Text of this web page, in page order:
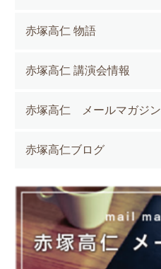
赤塚高仁 物語
赤塚高仁 講演会情報
赤塚高仁 メールマガジン
赤塚高仁ブログ